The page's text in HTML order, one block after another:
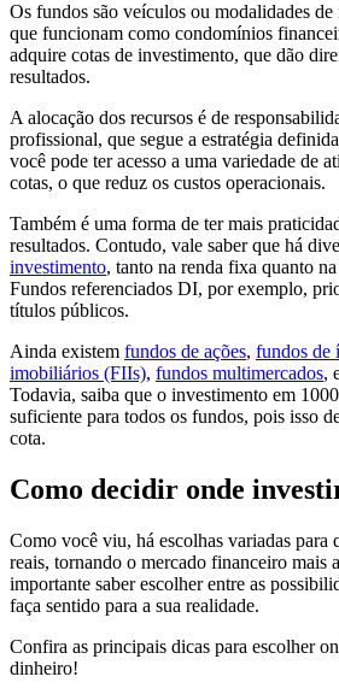
Os fundos são veículos ou modalidades
que funcionam como condomínios
adquire cotas de investimento, que dão
resultados.
A alocação dos recursos é de
profissional, que segue a estratégia
você pode ter acesso a uma variedade de
cotas, o que reduz os custos operacionais.
Também é uma forma de ter mais
resultados. Contudo, vale saber que há
investimento, tanto na renda fixa quanto
Fundos referenciados DI, por exemplo,
títulos públicos.
Ainda existem fundos de ações, fundos de
imobiliários (FIIs), fundos multimercados,
Todavia, saiba que o investimento em
suficiente para todos os fundos, pois isso
cota.
Como decidir onde
Como você viu, há escolhas variadas para
reais, tornando o mercado financeiro mais
importante saber escolher entre as
faça sentido para a sua realidade.
Confira as principais dicas para escolher
dinheiro!